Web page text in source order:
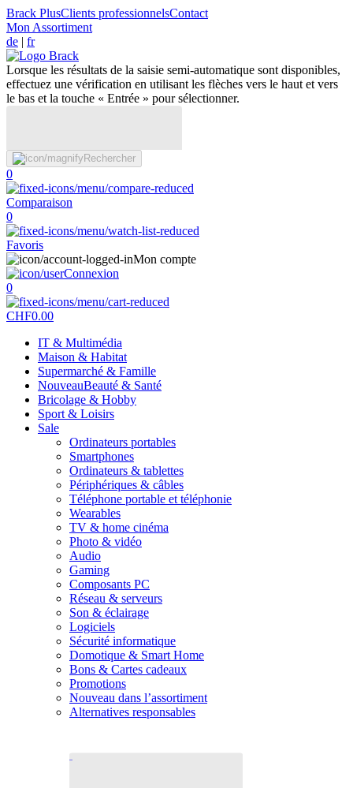
Brack PlusClients professionnelsContact
Mon Assortiment
de | fr
Lorsque les résultats de la saisie semi-automatique sont disponibles,
effectuez une vérification en utilisant les flèches vers le haut et vers
le bas et la touche « Entrée » pour sélectionner.
Rechercher
0
Comparaison
0
Favoris
Mon compte
Connexion
0
CHF0.00
IT & Multimédia
Maison & Habitat
Supermarché & Famille
NouveauBeauté & Santé
Bricolage & Hobby
Sport & Loisirs
Sale
Ordinateurs portables
Smartphones
Ordinateurs & tablettes
Périphériques & câbles
Téléphone portable et téléphonie
Wearables
TV & home cinéma
Photo & vidéo
Audio
Gaming
Composants PC
Réseau & serveurs
Son & éclairage
Logiciels
Sécurité informatique
Domotique & Smart Home
Bons & Cartes cadeaux
Promotions
Nouveau dans l’assortiment
Alternatives responsables